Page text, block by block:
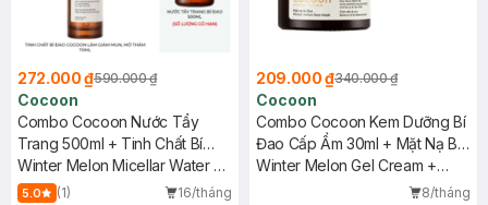
272.000 ₫590.000 ₫
Cocoon
Combo Cocoon Nước Tẩy
Trang 500ml + Tinh Chất Bí
Đao Giảm Dầu Mụn, Mờ Thâm
70ml
Winter Melon Micellar Water +
Winter Melon Serum
5.0 (1)
16/tháng
209.000 ₫340.000 ₫
Cocoon
Combo Cocoon Kem Dưỡng Bí
Đao Cấp Ẩm 30ml + Mặt Nạ Bí
Đao Giảm Dầu Mụn 30ml
Winter Melon Gel Cream +
8/tháng